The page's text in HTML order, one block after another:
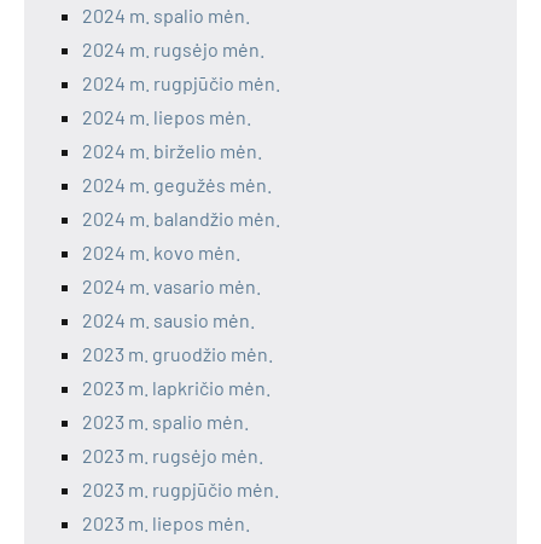
2024 m. spalio mėn.
2024 m. rugsėjo mėn.
2024 m. rugpjūčio mėn.
2024 m. liepos mėn.
2024 m. birželio mėn.
2024 m. gegužės mėn.
2024 m. balandžio mėn.
2024 m. kovo mėn.
2024 m. vasario mėn.
2024 m. sausio mėn.
2023 m. gruodžio mėn.
2023 m. lapkričio mėn.
2023 m. spalio mėn.
2023 m. rugsėjo mėn.
2023 m. rugpjūčio mėn.
2023 m. liepos mėn.